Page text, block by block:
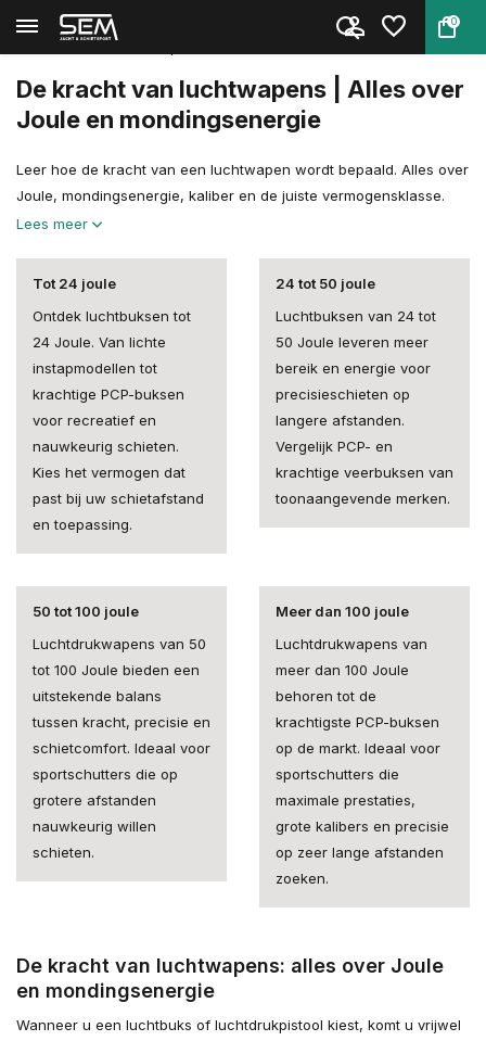
0
Terug Home
De kracht van luchtwapens | Alles over
Joule en mondingsenergie
Leer hoe de kracht van een luchtwapen wordt bepaald. Alles over
Joule, mondingsenergie, kaliber en de juiste vermogensklasse.
Lees meer
Tot 24 joule
Ontdek luchtbuksen tot
24 Joule. Van lichte
instapmodellen tot
krachtige PCP-buksen
voor recreatief en
nauwkeurig schieten.
Kies het vermogen dat
past bij uw schietafstand
en toepassing.
24 tot 50 joule
Luchtbuksen van 24 tot
50 Joule leveren meer
bereik en energie voor
precisieschieten op
langere afstanden.
Vergelijk PCP- en
krachtige veerbuksen van
toonaangevende merken.
50 tot 100 joule
Luchtdrukwapens van 50
tot 100 Joule bieden een
uitstekende balans
tussen kracht, precisie en
schietcomfort. Ideaal voor
sportschutters die op
grotere afstanden
nauwkeurig willen
schieten.
Meer dan 100 joule
Luchtdrukwapens van
meer dan 100 Joule
behoren tot de
krachtigste PCP-buksen
op de markt. Ideaal voor
sportschutters die
maximale prestaties,
grote kalibers en precisie
op zeer lange afstanden
zoeken.
De kracht van luchtwapens: alles over Joule
en mondingsenergie
Wanneer u een luchtbuks of luchtdrukpistool kiest, komt u vrijwel